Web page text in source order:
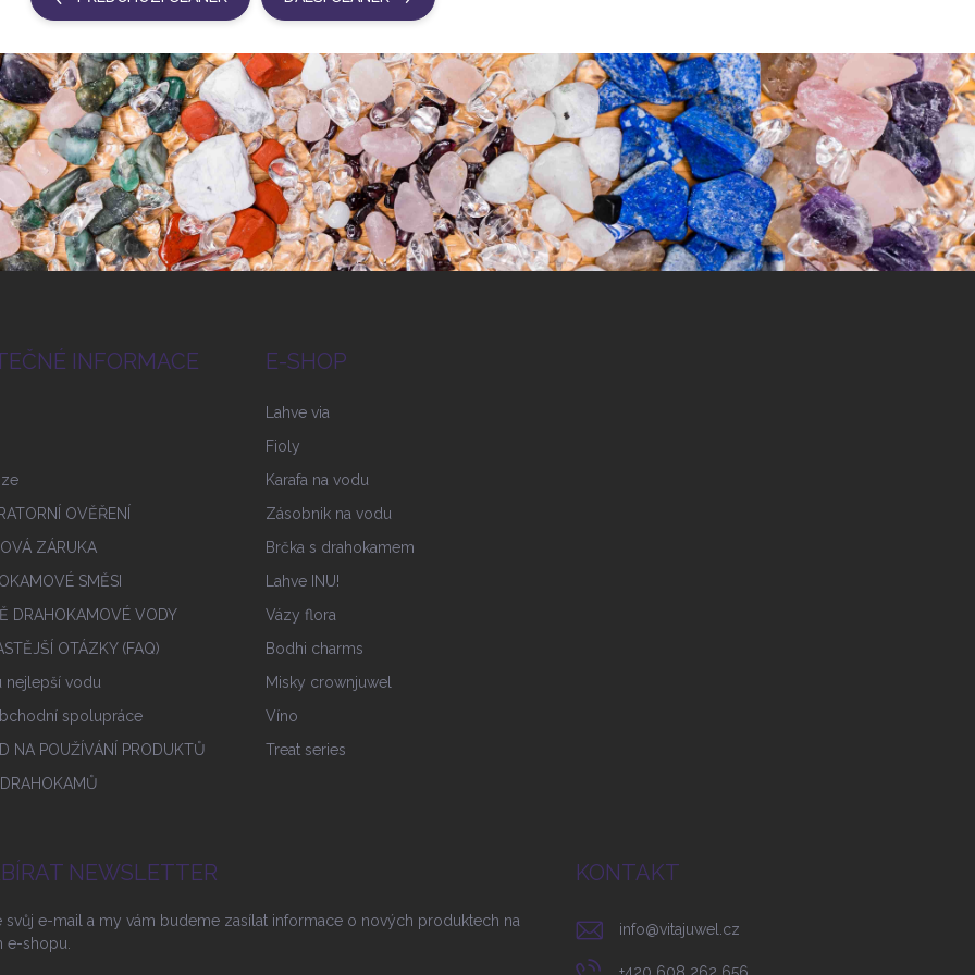
INFORMACE
OVĚŘENÍ
ZÁRUKA
SMĚSI
DRAHOKAMOVÉ VODY
OTÁZKY (FAQ)
nejlepší vodu
spolupráce
NA POUŽÍVÁNÍ PRODUKTŮ
E-SHOP
Lahve via
Fioly
Karafa na vodu
Zásobnik na vodu
Brčka s drahokamem
Lahve INU!
Vázy flora
Bodhi charms
Misky crownjuwel
Víno
Treat series
NEWSLETTER
svůj e-mail a my vám budeme zasílat informace o nových produktech na
e-shopu.
KONTAKT
info@vitajuwel.cz